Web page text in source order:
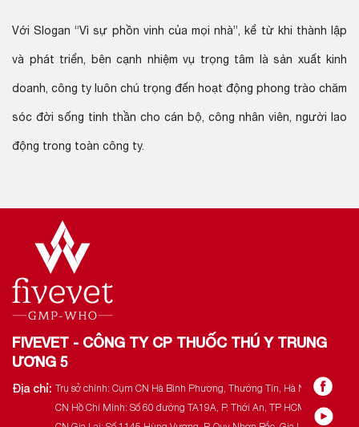
Với Slogan “Vì sự phồn vinh của mọi nhà”, kể từ khi thành lập
và phát triển, bên cạnh nhiệm vụ trọng tâm là sản xuất kinh
doanh, công ty luôn chú trọng đến hoạt động phong trào chăm
sóc đời sống tinh thần cho cán bộ, công nhân viên, người lao
động trong toàn công ty.
FIVEVET - CÔNG TY CP THUỐC THÚ Y TRUNG
ƯƠNG 5
Địa chỉ: Trụ sở chính: Cụm CN Hà Bình Phương, Thường Tín, Hà Nội.
CN Hồ Chí Minh: Số 60 đường TA19A, P. Thới An, TP HCM.